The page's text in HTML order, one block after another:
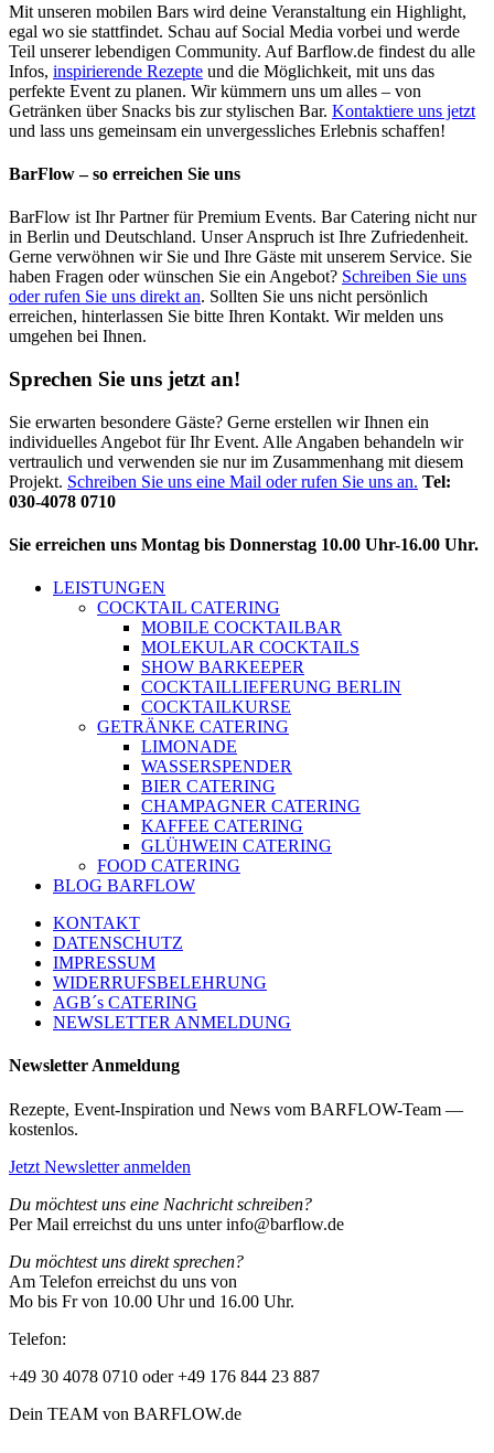
Mit unseren mobilen Bars wird deine Veranstaltung ein Highlight,
egal wo sie stattfindet. Schau auf Social Media vorbei und werde
Teil unserer lebendigen Community. Auf Barflow.de findest du alle
Infos, inspirierende Rezepte und die Möglichkeit, mit uns das
perfekte Event zu planen. Wir kümmern uns um alles – von
Getränken über Snacks bis zur stylischen Bar. Kontaktiere uns jetzt
und lass uns gemeinsam ein unvergessliches Erlebnis schaffen!
BarFlow – so erreichen Sie uns
BarFlow ist Ihr Partner für Premium Events. Bar Catering nicht nur
in Berlin und Deutschland. Unser Anspruch ist Ihre Zufriedenheit.
Gerne verwöhnen wir Sie und Ihre Gäste mit unserem Service. Sie
haben Fragen oder wünschen Sie ein Angebot? Schreiben Sie uns
oder rufen Sie uns direkt an. Sollten Sie uns nicht persönlich
erreichen, hinterlassen Sie bitte Ihren Kontakt. Wir melden uns
umgehen bei Ihnen.
Sprechen Sie uns jetzt an!
Sie erwarten besondere Gäste? Gerne erstellen wir Ihnen ein
individuelles Angebot für Ihr Event. Alle Angaben behandeln wir
vertraulich und verwenden sie nur im Zusammenhang mit diesem
Projekt. Schreiben Sie uns eine Mail oder rufen Sie uns an. Tel:
030-4078 0710
Sie erreichen uns Montag bis Donnerstag 10.00 Uhr-16.00 Uhr.
LEISTUNGEN
COCKTAIL CATERING
MOBILE COCKTAILBAR
MOLEKULAR COCKTAILS
SHOW BARKEEPER
COCKTAILLIEFERUNG BERLIN
COCKTAILKURSE
GETRÄNKE CATERING
LIMONADE
WASSERSPENDER
BIER CATERING
CHAMPAGNER CATERING
KAFFEE CATERING
GLÜHWEIN CATERING
FOOD CATERING
BLOG BARFLOW
KONTAKT
DATENSCHUTZ
IMPRESSUM
WIDERRUFSBELEHRUNG
AGB´s CATERING
NEWSLETTER ANMELDUNG
Newsletter Anmeldung
Rezepte, Event-Inspiration und News vom BARFLOW-Team —
kostenlos.
Jetzt Newsletter anmelden
Du möchtest uns eine Nachricht schreiben?
Per Mail erreichst du uns unter info@barflow.de
Du möchtest uns direkt sprechen?
Am Telefon erreichst du uns von
Mo bis Fr von 10.00 Uhr und 16.00 Uhr.
Telefon:
+49 30 4078 0710 oder +49 176 844 23 887
Dein TEAM von BARFLOW.de